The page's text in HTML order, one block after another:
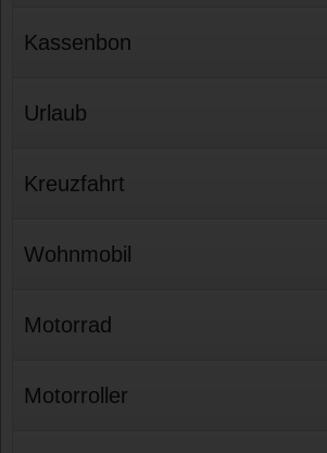
Kassenbon
Urlaub
Kreuzfahrt
Wohnmobil
Motorrad
Motorroller